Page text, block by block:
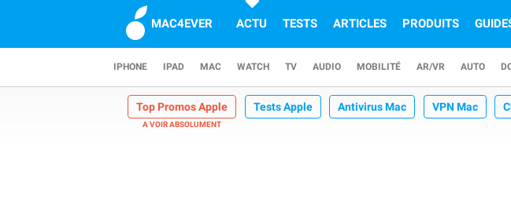
MAC4EVER ACTU TESTS ARTICLES PRODUITS
IPHONE IPAD MAC WATCH TV AUDIO MOBILITÉ AR/VR AUTO
Top Promos Apple Tests Apple Antivirus Mac VPN Mac